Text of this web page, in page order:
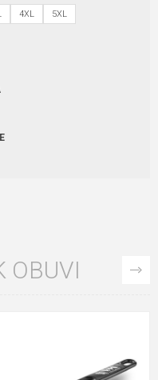
4XL 5XL
OBUVI